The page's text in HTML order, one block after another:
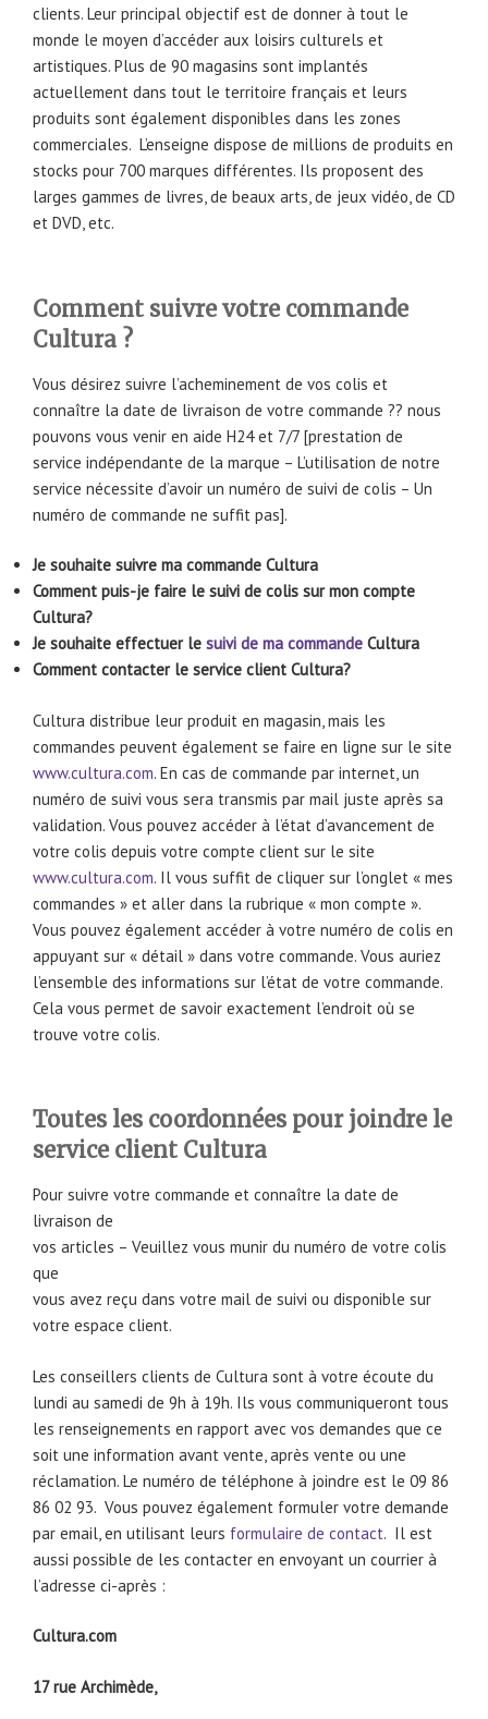
clients. Leur principal objectif est de donner à tout le
monde le moyen d’accéder aux loisirs culturels et
artistiques. Plus de 90 magasins sont implantés
actuellement dans tout le territoire français et leurs
produits sont également disponibles dans les zones
commerciales. L’enseigne dispose de millions de produits en
stocks pour 700 marques différentes. Ils proposent des
larges gammes de livres, de beaux arts, de jeux vidéo, de CD
et DVD, etc.
Comment suivre votre commande
Cultura ?
Vous désirez suivre l’acheminement de vos colis et
connaître la date de livraison de votre commande ?? nous
pouvons vous venir en aide H24 et 7/7 [prestation de
service indépendante de la marque – L’utilisation de notre
service nécessite d’avoir un numéro de suivi de colis – Un
numéro de commande ne suffit pas].
Je souhaite suivre ma commande Cultura
Comment puis-je faire le suivi de colis sur mon compte
Cultura?
Je souhaite effectuer le suivi de ma commande Cultura
Comment contacter le service client Cultura?
Cultura distribue leur produit en magasin, mais les
commandes peuvent également se faire en ligne sur le site
www.cultura.com. En cas de commande par internet, un
numéro de suivi vous sera transmis par mail juste après sa
validation. Vous pouvez accéder à l’état d’avancement de
votre colis depuis votre compte client sur le site
www.cultura.com. Il vous suffit de cliquer sur l’onglet « mes
commandes » et aller dans la rubrique « mon compte ».
Vous pouvez également accéder à votre numéro de colis en
appuyant sur « détail » dans votre commande. Vous auriez
l’ensemble des informations sur l’état de votre commande.
Cela vous permet de savoir exactement l’endroit où se
trouve votre colis.
Toutes les coordonnées pour joindre le
service client Cultura
Pour suivre votre commande et connaître la date de
livraison de
vos articles – Veuillez vous munir du numéro de votre colis
que
vous avez reçu dans votre mail de suivi ou disponible sur
votre espace client.
Les conseillers clients de Cultura sont à votre écoute du
lundi au samedi de 9h à 19h. Ils vous communiqueront tous
les renseignements en rapport avec vos demandes que ce
soit une information avant vente, après vente ou une
réclamation. Le numéro de téléphone à joindre est le 09 86
86 02 93. Vous pouvez également formuler votre demande
par email, en utilisant leurs formulaire de contact. Il est
aussi possible de les contacter en envoyant un courrier à
l’adresse ci-après :
Cultura.com
17 rue Archimède,